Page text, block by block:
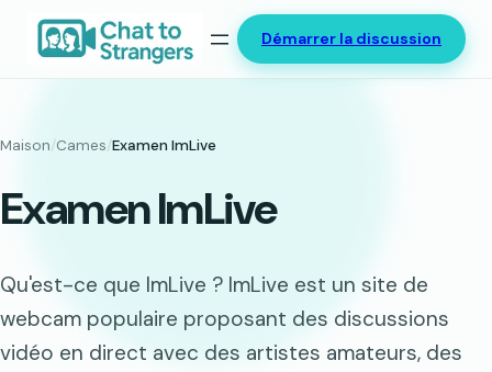
Démarrer la discussion
Maison/Cames/Examen ImLive
Examen ImLive
Qu'est-ce que ImLive ? ImLive est un site de
webcam populaire proposant des discussions
vidéo en direct avec des artistes amateurs, des